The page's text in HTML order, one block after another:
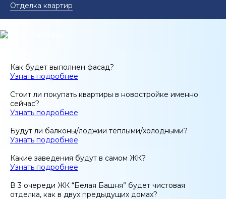
Отделка квартир
Как будет выполнен фасад?
Узнать подробнее
Стоит ли покупать квартиры в новостройке именно
сейчас?
Узнать подробнее
Будут ли балконы/лоджии тёплыми/холодными?
Узнать подробнее
Какие заведения будут в самом ЖК?
Узнать подробнее
В 3 очереди ЖК “Белая Башня” будет чистовая
отделка, как в двух предыдущих домах?